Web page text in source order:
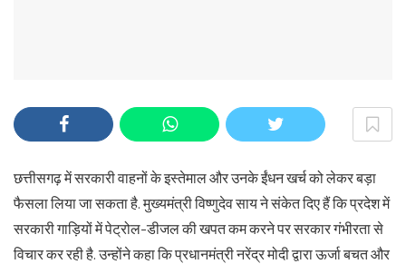
छत्तीसगढ़ में सरकारी वाहनों के इस्तेमाल और उनके ईंधन खर्च को लेकर बड़ा
फैसला लिया जा सकता है. मुख्यमंत्री विष्‍णुदेव साय ने संकेत दिए हैं कि प्रदेश में
सरकारी गाड़ियों में पेट्रोल-डीजल की खपत कम करने पर सरकार गंभीरता से
विचार कर रही है. उन्होंने कहा कि प्रधानमंत्री नरेंद्र मोदी द्वारा ऊर्जा बचत और